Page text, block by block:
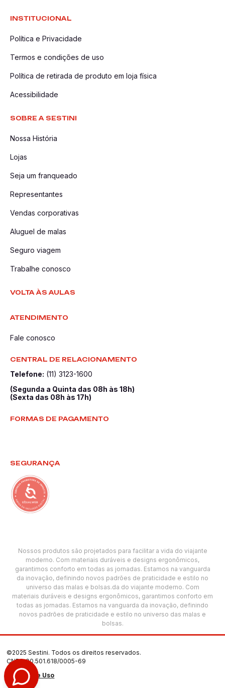
INSTITUCIONAL
Política e Privacidade
Termos e condições de uso
Política de retirada de produto em loja física
Acessibilidade
SOBRE A SESTINI
Nossa História
Lojas
Seja um franqueado
Representantes
Vendas corporativas
Aluguel de malas
Seguro viagem
Trabalhe conosco
VOLTA ÀS AULAS
ATENDIMENTO
Fale conosco
CENTRAL DE RELACIONAMENTO
Telefone: (11) 3123-1600
(Segunda a Quinta das 08h às 18h)
(Sexta das 08h às 17h)
FORMAS DE PAGAMENTO
SEGURANÇA
Nossos produtos são projetados para facilitar a vida do viajante
moderno. Com materiais duráveis e designs ergonômicos,
garantimos conforto em todas as jornadas. Estamos na vanguarda
da inovação, definindo novos padrões de praticidade e estilo no
universo das malas e bolsas.da do viajante moderno. Com
materiais duráveis e designs ergonômicos, garantimos conforto em
todas as jornadas. Estamos na vanguarda da inovação, definindo
novos padrões de praticidade e estilo no universo das malas e
bolsas.
©2025 Sestini. Todos os direitos reservados.
CNPJ: 00.501.618/0005-69
Termos de Uso